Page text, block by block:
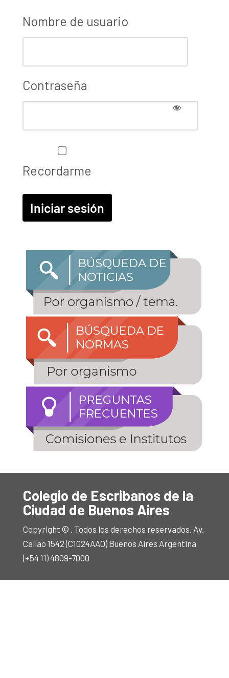
Nombre de usuario
Contraseña
Recordarme
Colegio de Escribanos de la
Ciudad de Buenos Aires
Copyright © . Todos los derechos reservados. Av.
Callao 1542 (C1024AAO) Buenos Aires Argentina
(+54 11) 4809-7000